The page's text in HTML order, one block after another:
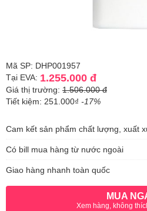
Mã SP: DHP001957
Tại EVA: 1.255.000 đ
Giá thị trường: 1.506.000 đ
Tiết kiệm: 251.000₫ -17%
Cam kết sản phẩm chất lượng, xuất
Có bill mua hàng từ nước ngoài
Giao hàng nhanh toàn quốc
MUA
Xem hàng, không